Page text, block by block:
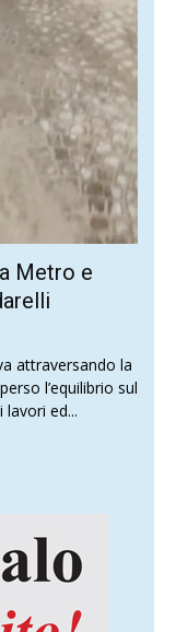
Metro e
attraversando la
l’equilibrio sul
lavori ed...